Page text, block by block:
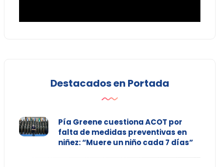
Destacados en Portada
Pía Greene cuestiona ACOT por
falta de medidas preventivas en
niñez: “Muere un niño cada 7 días”